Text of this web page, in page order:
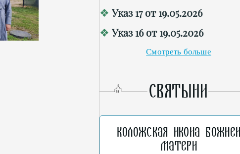
Указ 17 от 19.05.2026
Указ 16 от 19.05.2026
Смотреть больше
СВЯТЫНИ
Коложская икона
Матери